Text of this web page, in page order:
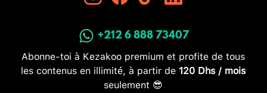
+212 6 888 73407
Abonne-toi à Kezakoo premium et profite de tous
les contenus en illimité, à partir de 120 Dhs / mois
seulement 😎